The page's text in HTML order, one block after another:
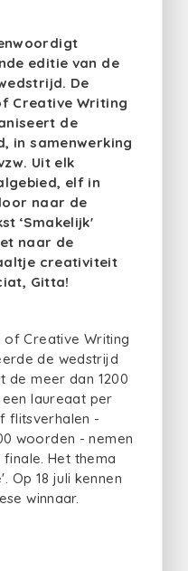
editie van de
De
Creative Writing
de
in samenwerking
Uit elk
elf in
naar de
‘Smakelijk'
naar de
creativiteit
Gitta!
of Creative Writing
de wedstrijd
de meer dan 1200
laureaat per
flitsverhalen -
woorden - nemen
Het thema
Op 18 juli kennen
winnaar.